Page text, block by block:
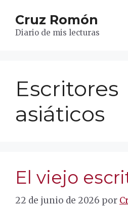
contenido
Cruz Romón
Diario de mis lecturas
Escritores
asiáticos
El viejo
22 de junio de 2026 por